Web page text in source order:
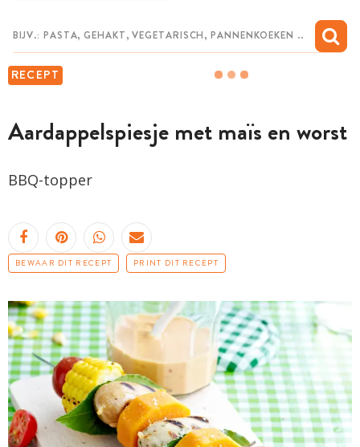
RECEPT
Aardappelspiesje met maïs en worst
BBQ-topper
BEWAAR DIT RECEPT PRINT DIT RECEPT
MIJN BEWAARDE RECEPTEN